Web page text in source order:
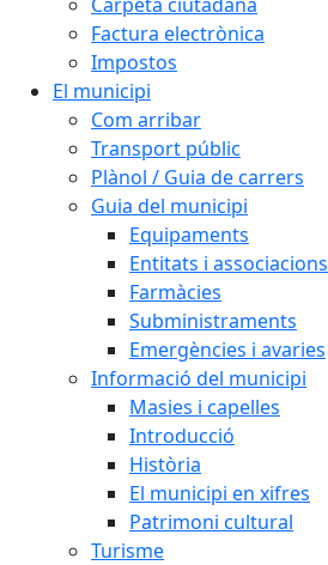
Factura electrònica
Impostos
El municipi
Com arribar
Transport públic
Plànol / Guia de carrers
Guia del municipi
Equipaments
Entitats i associacions
Farmàcies
Subministraments
Emergències i avaries
Informació del municipi
Masies i capelles
Introducció
Història
El municipi en xifres
Patrimoni cultural
Turisme